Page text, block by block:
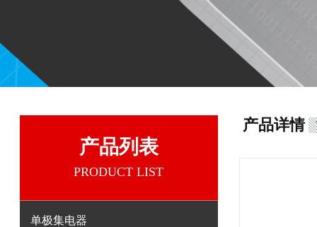
产品列表
PRODUCT LIST
单极集电器
产品详情